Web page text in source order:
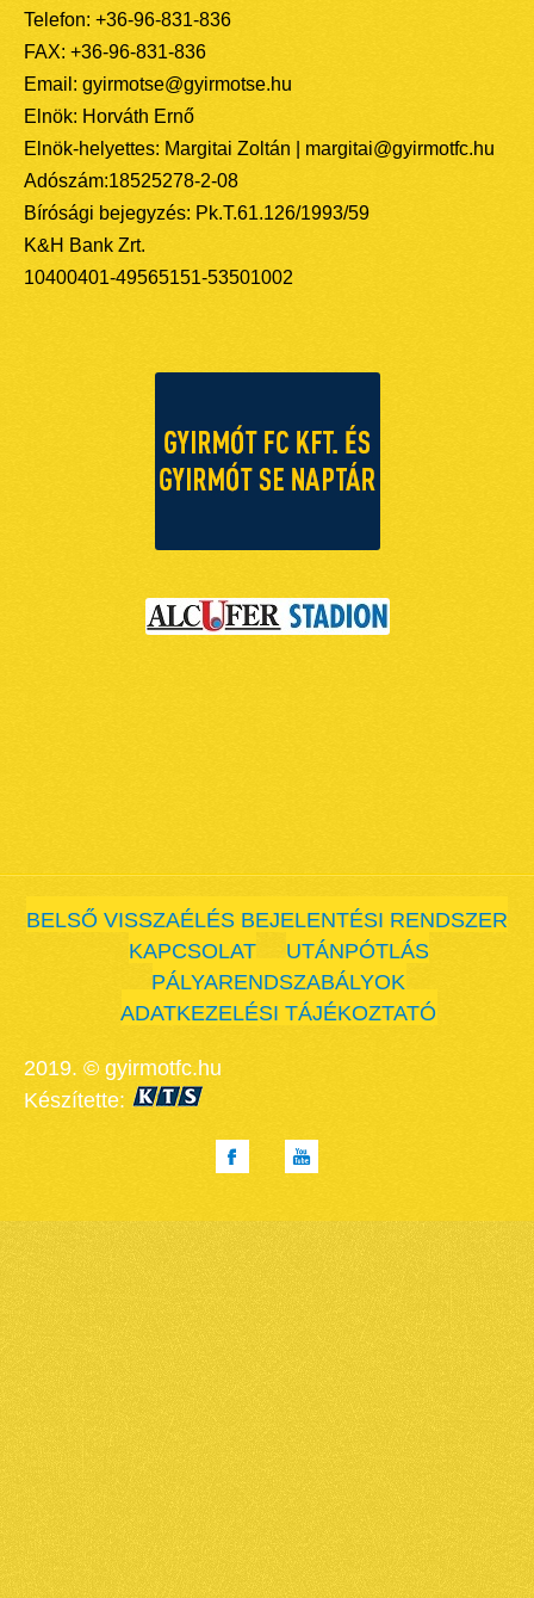
Telefon: +36-96-831-836
FAX: +36-96-831-836
Email: gyirmotse@gyirmotse.hu
Elnök: Horváth Ernő
Elnök-helyettes: Margitai Zoltán | margitai@gyirmotfc.hu
Adószám:18525278-2-08
Bírósági bejegyzés: Pk.T.61.126/1993/59
K&H Bank Zrt.
10400401-49565151-53501002
BELSŐ VISSZAÉLÉS BEJELENTÉSI RENDSZER
KAPCSOLAT
UTÁNPÓTLÁS
PÁLYARENDSZABÁLYOK
ADATKEZELÉSI TÁJÉKOZTATÓ
2019. © gyirmotfc.hu
Készítette: